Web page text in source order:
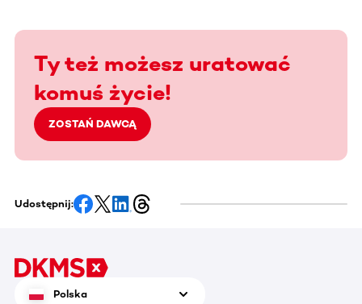
Ty też możesz uratować
komuś życie!
ZOSTAŃ DAWCĄ
Udostępnij:
Polska